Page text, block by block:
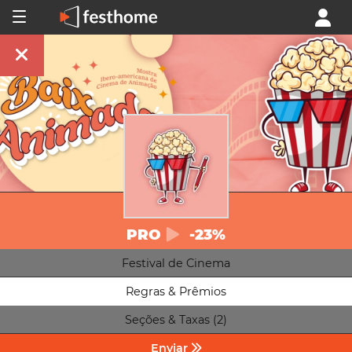
PRO -23%
Festival de Cinema
Regras & Prêmios
Seções & Taxas (2)
Enviar